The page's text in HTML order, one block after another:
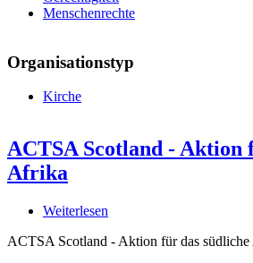
Menschenrechte
Organisationstyp
Kirche
ACTSA Scotland - Aktion
Afrika
Weiterlesen
Scotland
ACTSA Scotland - Aktion für das